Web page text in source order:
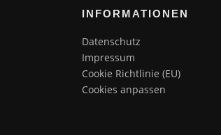
INFORMATIONEN
Datenschutz
Impressum
Cookie Richtlinie (EU)
Cookies anpassen